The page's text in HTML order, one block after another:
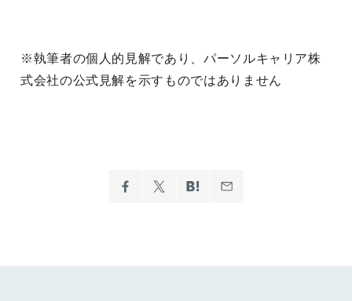
※執筆者の個人的見解であり、パーソルキャリア株
式会社の公式見解を示すものではありません